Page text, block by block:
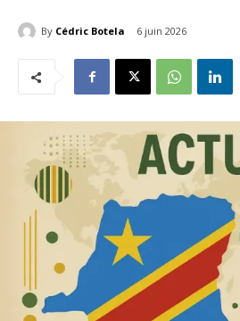
By Cédric Botela 6 juin 2026